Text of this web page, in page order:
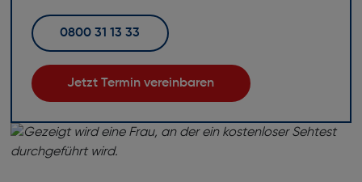
0800 31 13 33
Jetzt Termin vereinbaren